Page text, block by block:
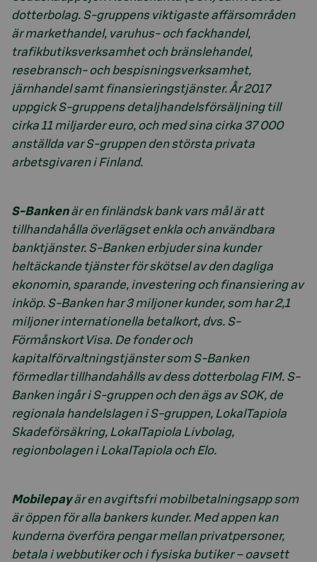
dotterbolag. S-gruppens viktigaste affärsområden
är markethandel, varuhus- och fackhandel,
trafikbutiksverksamhet och bränslehandel,
resebransch- och bespisningsverksamhet,
järnhandel samt finansieringstjänster. År 2017
uppgick S-gruppens detaljhandelsförsäljning till
cirka 11 miljarder euro, och med sina cirka 37 000
anställda var S-gruppen den största privata
arbetsgivaren i Finland.
S-Bankenär en finländsk bank vars mål är att
tillhandahålla överlägset enkla och användbara
banktjänster. S-Banken erbjuder sina kunder
heltäckande tjänster för skötsel av den dagliga
ekonomin, sparande, investering och finansiering av
inköp. S-Banken har 3 miljoner kunder, som har 2,1
miljoner internationella betalkort, dvs. S-
Förmånskort Visa. De fonder och
kapitalförvaltningstjänster som S-Banken
förmedlar tillhandahålls av dess dotterbolag FIM. S-
Banken ingår i S-gruppen och den ägs av SOK, de
regionala handelslagen i S-gruppen, LokalTapiola
Skadeförsäkring, LokalTapiola Livbolag,
regionbolagen i LokalTapiola och Elo.
Mobilepayär en avgiftsfri mobilbetalningsapp som
är öppen för alla bankers kunder. Med appen kan
kunderna överföra pengar mellan privatpersoner,
betala i webbutiker och i fysiska butiker – oavsett